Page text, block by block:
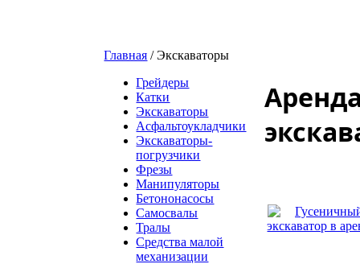
Главная /Экскаваторы
Грейдеры
Катки
Экскаваторы
Асфальтоукладчики
Экскаваторы-
погрузчики
Фрезы
Манипуляторы
Бетононасосы
Самосвалы
Тралы
Средства малой
механизации